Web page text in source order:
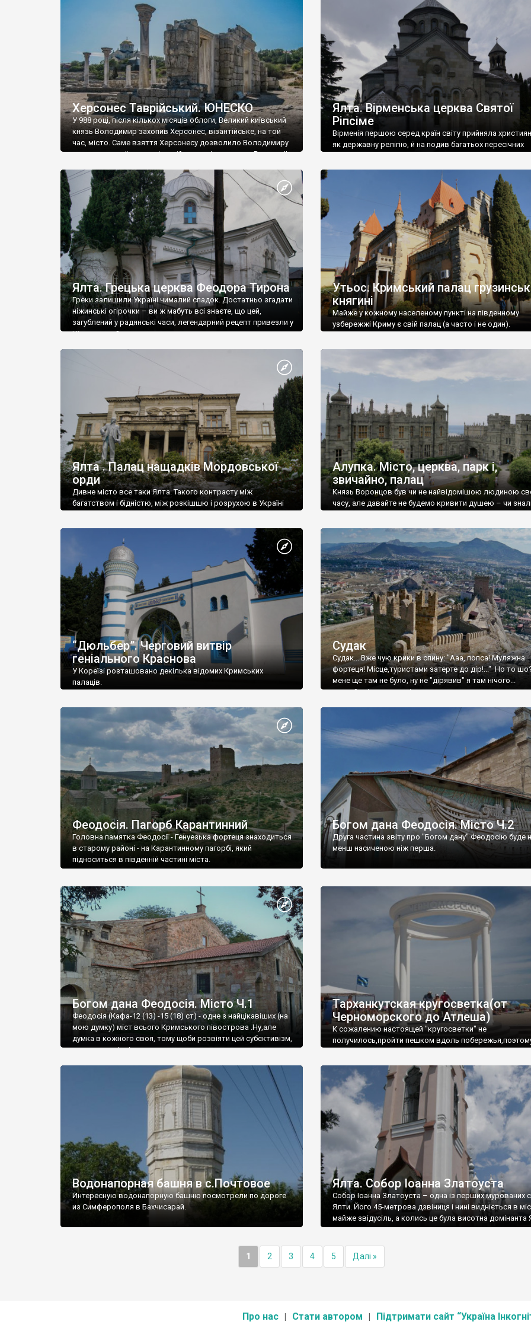
візантійської доби. Раритети викрадені з фондів об’єкту
культурної спадщини ЮНЕСКО «Херсонеса Таврійського».
Офіційно – на виставку «Золото Візантії», але експерти та
влада в Україні вважають це лише […]
називаються «повстяками» (postaki)…” “Вино. Крим
виробляє відмінне вино і його вдосталь: воно все
легке біле і дуже […]
Херсонес Таврійський. ЮНЕСКО
У 988 році, після кількох місяців облоги, Великий київський
князь Володимир захопив Херсонес, візантійське, на той
час, місто. Саме взяття Херсонесу дозволило Володимиру
диктувати свої умови візантійському імператору Василю ІІ,
Херсонесі Володимир-язичник, став Василем-
християнином. А потім було Хрещення Русі. На честь
Херсонесу Таврійського названо місто […]
Ялта. Вірменська церква Святої
Ріпсіме
Вірменія першою серед країн світу прийняла
як державну релігію, й на подив багатьох пересічних
Ялта. Грецька церква Феодора Тирона
Греки залишили Україні чималий спадок. Достатньо згадати
ніжинські огірочки – ви ж мабуть всі знаєте, що цей,
загублений у радянські часи, легендарний рецепт привезли у
Ніжин греки?
Утьос. Кримський палац
княгині
Майже у кожному населеному пункті на південному
узбережжі Криму є свій палац (а часто і не один).
Ялта . Палац нащадків Мордовської
орди
Дивне місто все таки Ялта. Такого контрасту між
багатством і бідністю, між розкішшю і розрухою в Україні
Алупка. Місто, церква, парк і,
звичайно, палац
Князь Воронцов був чи не найвідомішою людиною
часу, але давайте не будемо кривити душею – чи
“Дюльбер”. Черговий витвір
геніального Краснова
У Кореїзі розташовано декілька відомих Кримських
палаців.
Судак
Судак... Вже чую крики в спину: "Ааа, попса! Муляжна
фортеця! Місце,туристами затерте до дір!..." Но то
мене ще там не було, ну не "дірявив" я там нічого...
принаймні до цього літа.
Феодосія. Пагорб Карантинний
Головна памятка Феодосії - Генуезька фортеця знаходиться
в старому районі - на Карантинному пагорбі, який
підноситься в південній частині міста.
Богом дана Феодосія. Місто Ч.2
Друга частина звіту про "Богом дану" Феодосію буде
менш насиченою ніж перша.
Богом дана Феодосія. Місто Ч.1
Феодосія (Кафа-12 (13) -15 (18) ст) - одне з найцікавіших (на
мою думку) міст всього Кримського півострова .Ну,але
думка в кожного своя, тому щоби розвіяти цей субєктивізм,
запрошую відвідати це
Тарханкутская кругосветка(от
Черноморского до Атлеша)
К сожалению настоящей "кругосветки" не
получилось,пройти пешком вдоль
Водонапорная башня в с.Почтовое
Интересную водонапорную башню посмотрели по дороге
из Симферополя в Бахчисарай.
Ялта. Собор Іоанна Златоуста
Собор Іоанна Златоуста – одна із перших мурованих
Ялти. Його 45-метрова дзвіниця і нині видніється в
майже звідусіль, а колись це була висотна домінанта
1 2 3 4 5 Далі »
Про нас Стати автором Підтримати сайт “Україна